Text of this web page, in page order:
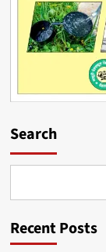
Search
Recent Posts